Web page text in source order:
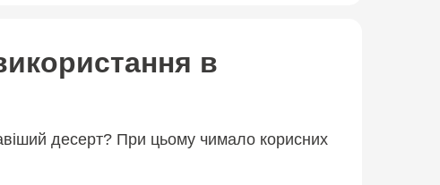
в
десерт? При цьому чимало корисних